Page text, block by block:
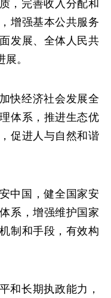
增强基本公共服务
发展、全体人民共
。
快经济社会发展全
体系，推进生态优
促进人与自然和谐
中国，健全国家安
系，增强维护国家
制和手段，有效构
长期执政能力，